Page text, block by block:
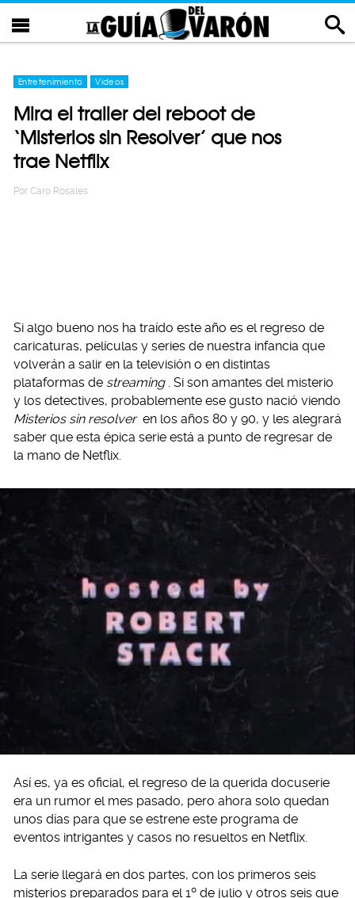
Entretenimiento Videos
Mira el trailer del reboot de
‘Misterios sin Resolver’ que nos
trae Netflix
Por Caro Rosales
Si algo bueno nos ha traído este año es el regreso de
caricaturas, películas y series de nuestra infancia que
volverán a salir en la televisión o en distintas
plataformas de streaming . Si son amantes del misterio
y los detectives, probablemente ese gusto nació viendo
Misterios sin resolver en los años 80 y 90, y les alegrará
saber que esta épica serie está a punto de regresar de
la mano de Netflix.
Así es, ya es oficial, el regreso de la querida docuserie
era un rumor el mes pasado, pero ahora solo quedan
unos días para que se estrene este programa de
eventos intrigantes y casos no resueltos en Netflix.
La serie llegará en dos partes, con los primeros seis
misterios preparados para el 1º de julio y otros seis que